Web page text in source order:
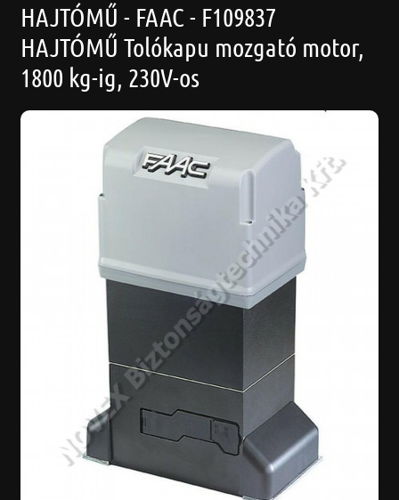
HAJTÓMŰ - FAAC - F109837
HAJTÓMŰ Tolókapu mozgató motor,
1800 kg-ig, 230V-os